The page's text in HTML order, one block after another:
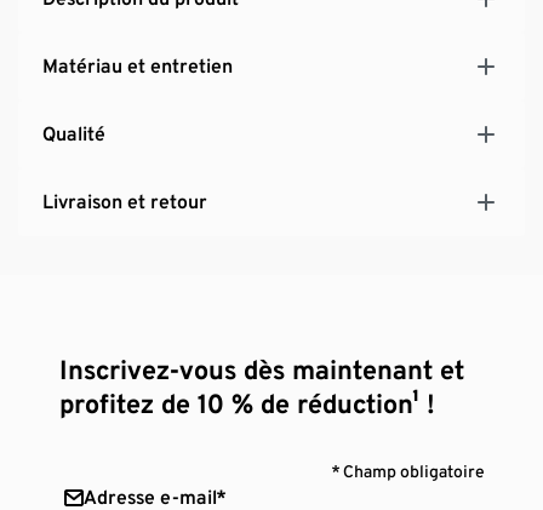
Matériau et entretien
Qualité
Livraison et retour
Inscrivez-vous dès maintenant et
profitez de 10 % de réduction¹ !
* Champ obligatoire
Adresse e-mail*